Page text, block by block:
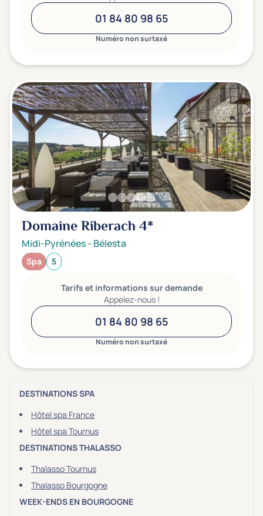
01 84 80 98 65
Numéro non surtaxé
Domaine Riberach4*
Midi-Pyrénées- Bélesta
Spa 5
Tarifs et informations sur demande
Appelez-nous !
01 84 80 98 65
Numéro non surtaxé
DESTINATIONS SPA
Hôtel spa France
Hôtel spa Tournus
DESTINATIONS THALASSO
Thalasso Tournus
Thalasso Bourgogne
WEEK-ENDS EN BOURGOGNE